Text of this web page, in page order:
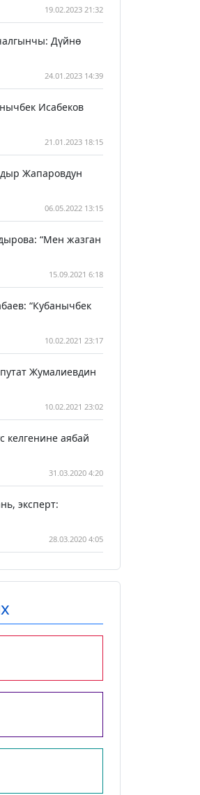
19.02.2023 21:32
Дүйнө
24.01.2023 14:39
Исабеков
21.01.2023 18:15
Жапаровдун
06.05.2022 13:15
“Мен жазган
15.09.2021 6:18
“Кубанычбек
10.02.2021 23:17
Жумалиевдин
10.02.2021 23:02
аябай
31.03.2020 4:20
эксперт:
28.03.2020 4:05